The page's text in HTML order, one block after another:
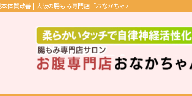
体質改善 | 大阪の腸もみ専門店「おなかちゃん」